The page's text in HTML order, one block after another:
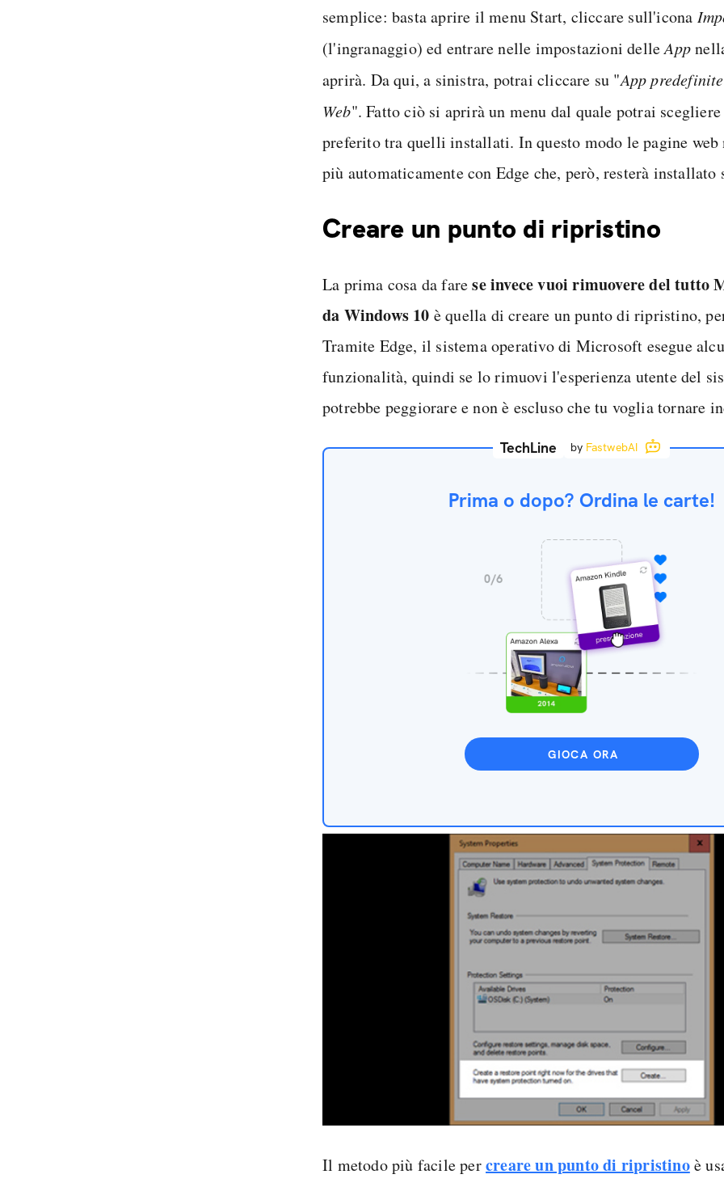
semplice: basta aprire il menu Start, cliccare sull'icona
(l'ingranaggio) ed entrare nelle impostazioni delleApp
aprirà. Da qui, a sinistra, potrai cliccare su "App predefinite
Web". Fatto ciò si aprirà un menu dal quale potrai
preferito tra quelli installati. In questo modo le pagine web
più automaticamente con Edge che, però, resterà installato
Creare un punto di ripristino
La prima cosa da farese invece vuoi rimuovere del tutto
da Windows 10 è quella di creare un punto di ripristino,
Tramite Edge, il sistema operativo di Microsoft esegue
funzionalità, quindi se lo rimuovi l'esperienza utente del
potrebbe peggiorare e non è escluso che tu voglia tornare
TechLine by FastwebAI
Prima o dopo? Ordina le carte!
GIOCA ORA
Il metodo più facile percreare un punto di ripristinoè